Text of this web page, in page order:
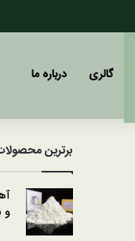
گالری درباره ما
برترین
و